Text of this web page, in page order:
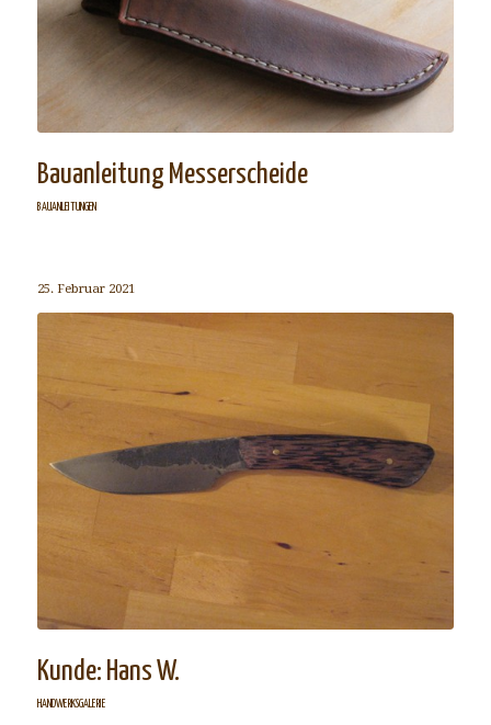
Bauanleitung Messerscheide
BAUANLEITUNGEN
25. Februar 2021
Kunde: Hans W.
HANDWERKSGALERIE